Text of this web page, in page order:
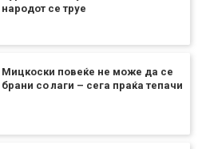
народот се труе
Мицкоски повеќе не може да се
брани со лаги – сега праќа тепачи